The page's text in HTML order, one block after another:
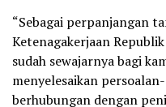
“Sebagai perpanjangan
Ketenagakerjaan
sudah sewajarnya bagi
menyelesaikan
berhubungan dengan